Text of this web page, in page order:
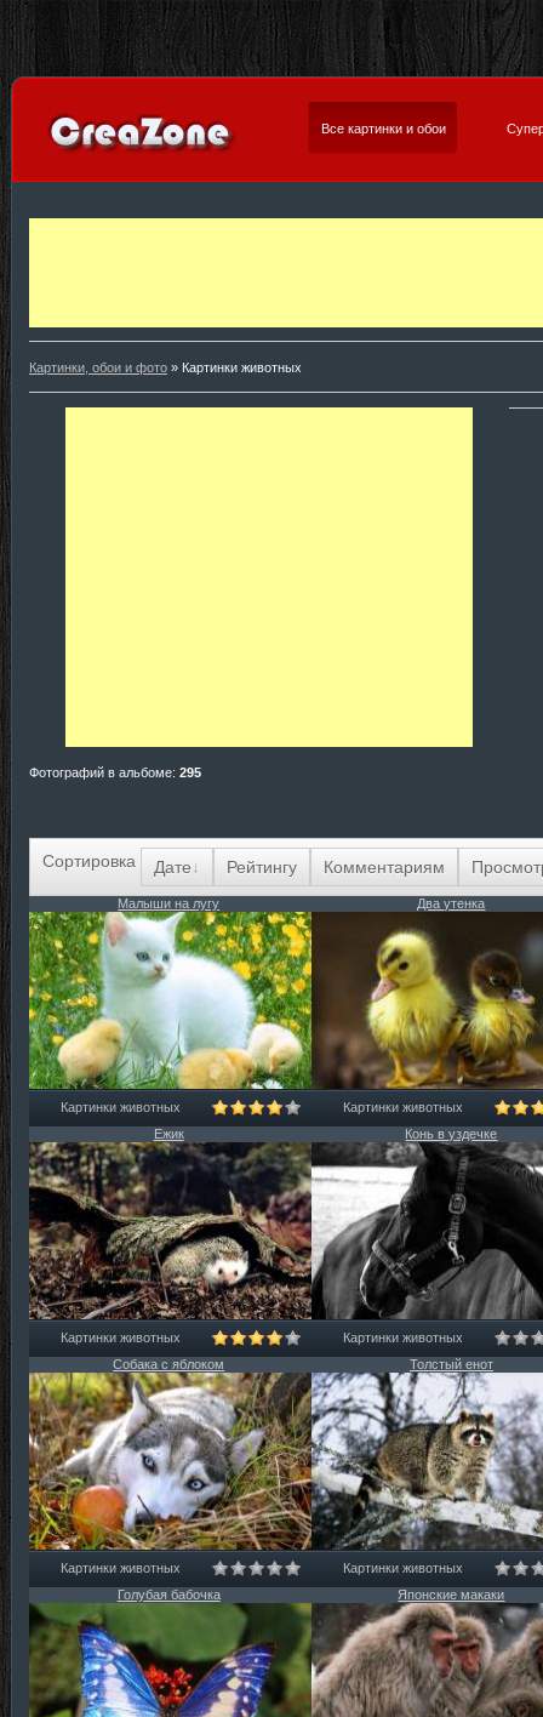
Все картинки и обои
Картинки, обои и фото » Картинки животных
Фотографий в альбоме: 295
Сортировка Дате Рейтингу Комментариям
Малыши на лугу
Картинки животных
Два утенка
Картинки животных
Ежик
Картинки животных
Конь в уздечке
Картинки животных
Собака с яблоком
Картинки животных
Толстый енот
Картинки животных
Голубая бабочка
Японские макаки